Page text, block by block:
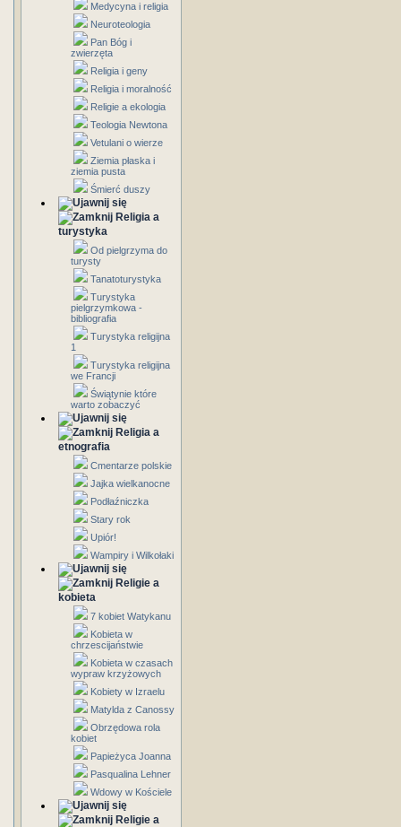
Medycyna i religia
Neuroteologia
Pan Bóg i
zwierzęta
Religia i geny
Religia i moralność
Religie a ekologia
Teologia Newtona
Vetulani o wierze
Ziemia płaska i
ziemia pusta
Śmierć duszy
Religia a
turystyka
Od pielgrzyma do
turysty
Tanatoturystyka
Turystyka
pielgrzymkowa -
bibliografia
Turystyka religijna
1
Turystyka religijna
we Francji
Świątynie które
warto zobaczyć
Religia a
etnografia
Cmentarze polskie
Jajka wielkanocne
Podłaźniczka
Stary rok
Upiór!
Wampiry i Wilkołaki
Religie a
kobieta
7 kobiet Watykanu
Kobieta w
chrzescijaństwie
Kobieta w czasach
wypraw krzyżowych
Kobiety w Izraelu
Matylda z Canossy
Obrzędowa rola
kobiet
Papieżyca Joanna
Pasqualina Lehner
Wdowy w Kościele
Religie a